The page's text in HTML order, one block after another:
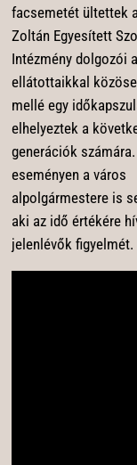
facsemetét ültettek
Zoltán Egyesített
Intézmény dolgozói
ellátottaikkal
mellé egy
elhelyeztek a
generációk
eseményen a város
alpolgármestere is
aki az idő értékére
jelenlévők figyelmét.